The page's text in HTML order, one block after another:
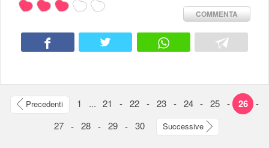
COMMENTA
Precedenti 1 ... 21 - 22 - 23 - 24 - 25 - 26
-
27 - 28 - 29 - 30 Successive